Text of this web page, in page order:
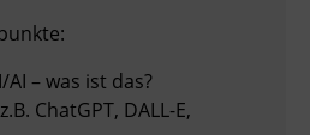
– was ist das?
ChatGPT, DALL-E,